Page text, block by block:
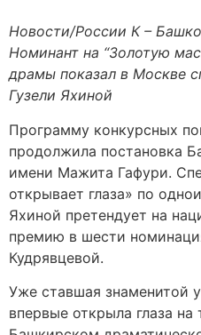
Новости/России К –
Номинант на “Золотую
драмы показал в Москве
Гузели Яхиной
Программу конкурсных
продолжила постановка
имени Мажита Гафури.
открывает глаза» по
Яхиной претендует на
премию в шести
Кудрявцевой.
Уже ставшая знаменитой
впервые открыла глаза на